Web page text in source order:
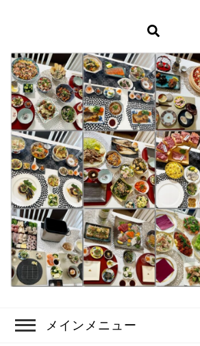
メインメニュー